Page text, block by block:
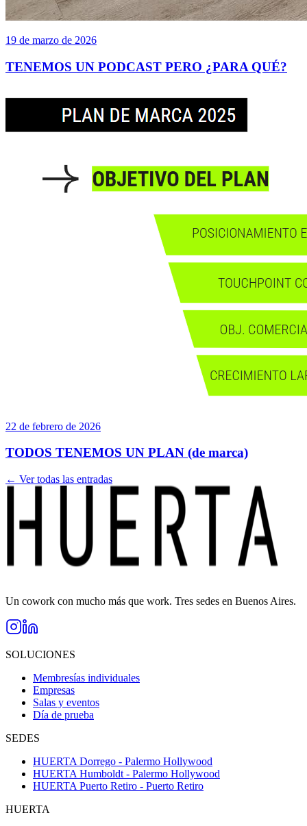
19 de marzo de 2026
TENEMOS UN PODCAST PERO ¿PARA QUÉ?
22 de febrero de 2026
TODOS TENEMOS UN PLAN (de marca)
← Ver todas las entradas
Un cowork con mucho más que work. Tres sedes en Buenos Aires.
SOLUCIONES
Membresías individuales
Empresas
Salas y eventos
Día de prueba
SEDES
HUERTA Dorrego - Palermo Hollywood
HUERTA Humboldt - Palermo Hollywood
HUERTA Puerto Retiro - Puerto Retiro
HUERTA